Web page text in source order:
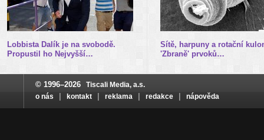
Lobbista Dalík je na svobodě.
Propustil ho Nejvyšší…
Sítě, harpuny a rotační
'Zbraně' prvoků…
© 1996–2026
Tiscali Media, a.s.
o nás
kontakt reklama redakce nápověda